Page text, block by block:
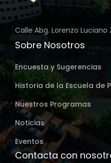
Calle Abg. Lorenzo Luciano
Sobre Nosotros
Encuesta y Sugerencias
Historia de la Escuela de
Nuestros Programas
Noticias
Eventos
Contacta con